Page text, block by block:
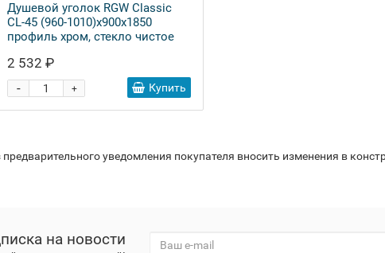
Душевой уголок RGW Classic
CL-45 (960-1010)x900x1850
профиль хром, стекло чистое
2 532 ₽
+
- Купить
уведомления покупателя вносить изменения в
на новости